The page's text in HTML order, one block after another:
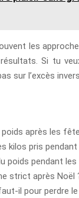
les
Si tu
sur l’excès
après les
kilos pris
poids pendant
strict après Noël
il pour perdre